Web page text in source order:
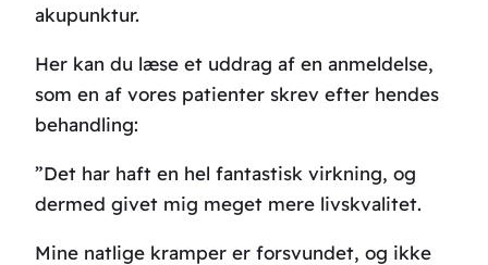
akupunktur.
Her kan du læse et uddrag af en anmeldelse,
som en af vores patienter skrev efter hendes
behandling:
”Det har haft en hel fantastisk virkning, og
dermed givet mig meget mere livskvalitet.
Mine natlige kramper er forsvundet, og ikke